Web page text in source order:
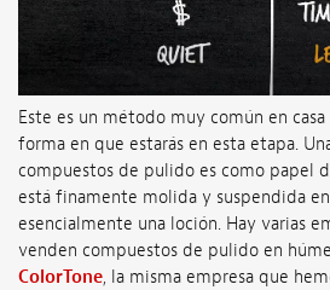
Este es un método muy común en
forma en que estarás en esta etapa.
compuestos de pulido es como papel
está finamente molida y suspendida
esencialmente una loción. Hay varias
venden compuestos de pulido en
ColorTone, la misma empresa que